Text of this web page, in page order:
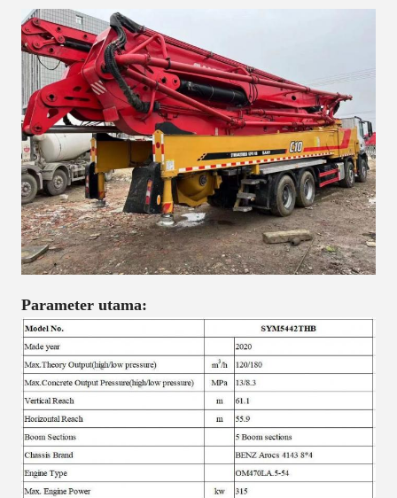
Parameter utama: